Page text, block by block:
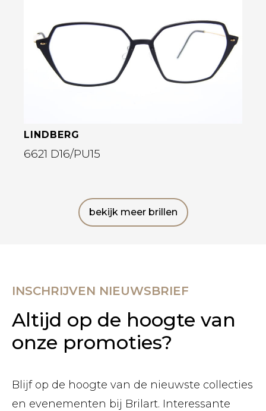
LINDBERG
6621 D16/PU15
bekijk meer brillen
INSCHRIJVEN NIEUWSBRIEF
Altijd op de hoogte van
onze promoties?
Blijf op de hoogte van de nieuwste collecties
en evenementen bij Brilart. Interessante